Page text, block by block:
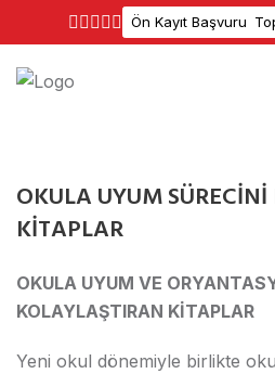
Ön Kayıt Başvuru
OKULA UYUM
KİTAPLAR
OKULA UYUM VE
KOLAYLAŞTIRAN KİTAPLAR
Yeni okul dönemiyle birlikte